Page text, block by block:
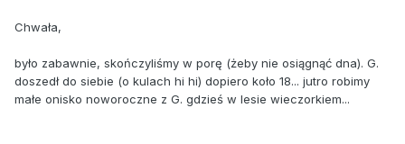
Chwała,
było zabawnie, skończyliśmy w porę (żeby nie osiągnąć dna). G.
doszedł do siebie (o kulach hi hi) dopiero koło 18... jutro robimy
małe onisko noworoczne z G. gdzieś w lesie wieczorkiem...